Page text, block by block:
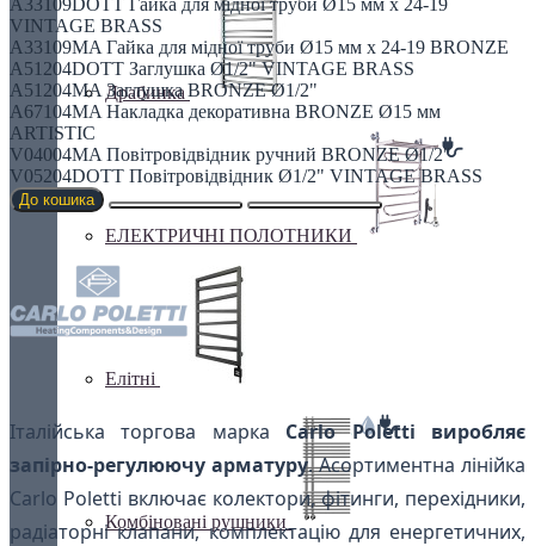
Драбинка
ЕЛЕКТРИЧНІ ПОЛОТНИКИ
Елітні
Комбіновані рушники
VINTAGE BRASS
A33109MA Гайка для мідної труби Ø15 мм x 24-19 BRONZE
A51204DOTT Заглушка Ø1/2" VINTAGE BRASS
A51204MA Заглушка BRONZE Ø1/2"
A67104MA Накладка декоративна BRONZE Ø15 мм
ARTISTIC
V04004MA Повітровідвідник ручний BRONZE Ø1/2"
V05204DOTT Повітровідвідник Ø1/2" VINTAGE BRASS
До кошика
Італійська торгова марка Carlo Poletti виробляє
запірно-регулюючу арматуру. Асортиментна лінійка
Carlo Poletti включає колектори, фітинги, перехідники,
радіаторні клапани, комплектацію для енергетичних,